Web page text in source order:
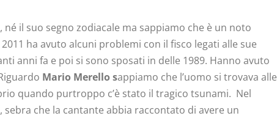
il suo segno zodiacale ma sappiamo che è un noto
ha avuto alcuni problemi con il fisco legati alle sue
anni fa e poi si sono sposati in delle 1989. Hanno avuto
Mario Merello sappiamo che l’uomo si trovava alle
quando purtroppo c’è stato il tragico tsunami. Nel
che la cantante abbia raccontato di avere un